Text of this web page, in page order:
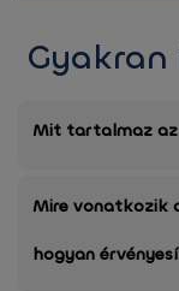
Mit tartalmaz az
Mire vonatkozik
hogyan